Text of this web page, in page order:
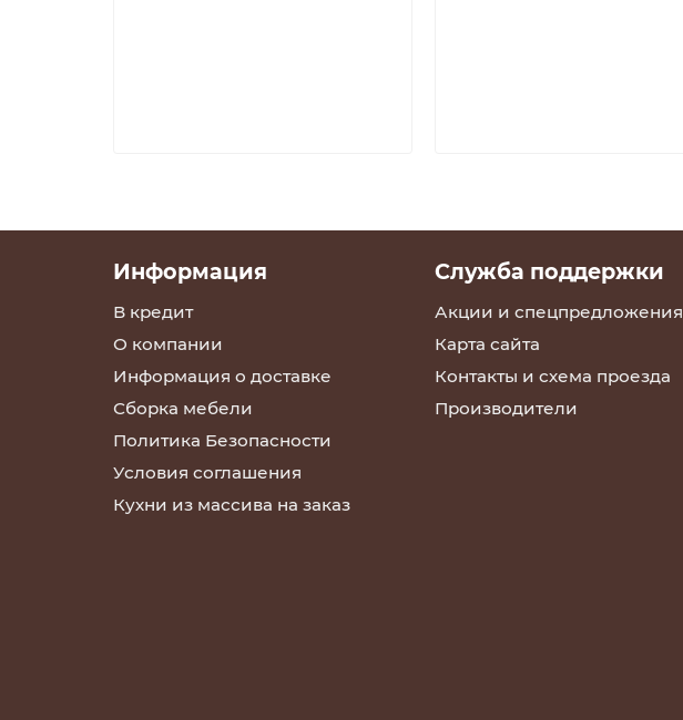
Информация
В кредит
О компании
Информация о доставке
Сборка мебели
Политика Безопасности
Условия соглашения
Кухни из массива на заказ
Служба поддержки
Акции и спецпредложения
Карта сайта
Контакты и схема проезда
Производители